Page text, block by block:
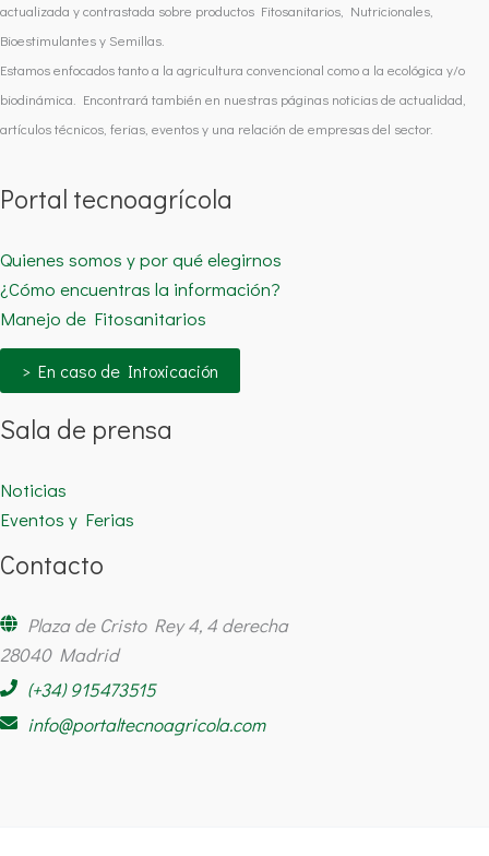
actualizada y contrastada sobre productos Fitosanitarios, Nutricionales,
Bioestimulantes y Semillas.
Estamos enfocados tanto a la agricultura convencional como a la ecológica y/o
biodinámica. Encontrará también en nuestras páginas noticias de actualidad,
artículos técnicos, ferias, eventos y una relación de empresas del sector.
Portal tecnoagrícola
Quienes somos y por qué elegirnos
¿Cómo encuentras la información?
Manejo de Fitosanitarios
> En caso de Intoxicación
Sala de prensa
Noticias
Eventos y Ferias
Contacto
Plaza de Cristo Rey 4, 4 derecha
28040 Madrid
(+34) 915473515
info@portaltecnoagricola.com